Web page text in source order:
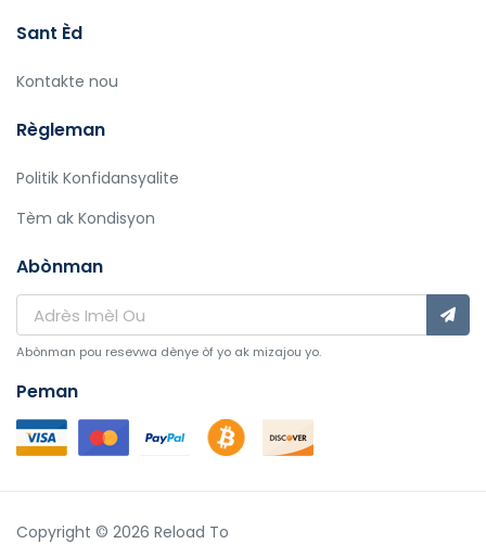
Sant Èd
Kontakte nou
Règleman
Politik Konfidansyalite
Tèm ak Kondisyon
Abònman
Abònman pou resevwa dènye òf yo ak mizajou yo.
Peman
Copyright © 2026 Reload To